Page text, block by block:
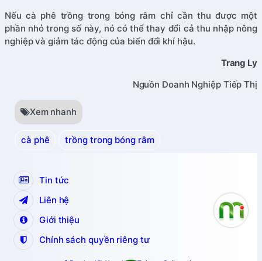
Nếu cà phê trồng trong bóng râm chỉ cần thu được một
phần nhỏ trong số này, nó có thể thay đổi cả thu nhập nông
nghiệp và giảm tác động của biến đổi khí hậu.
Trang Ly
Nguồn Doanh Nghiệp Tiếp Thị
Xem nhanh
cà phê trồng trong bóng râm
Tin tức
Liên hệ
Giới thiệu
Chính sách quyền riêng tư